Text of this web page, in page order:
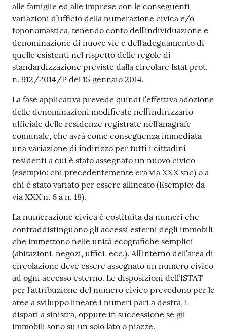
alle famiglie ed alle imprese con le conseguenti
variazioni d’ufficio della numerazione civica e/o
toponomastica, tenendo conto dell’individuazione e
denominazione di nuove vie e dell'adeguamento di
quelle esistenti nel rispetto delle regole di
standardizzazione previste dalla circolare Istat prot.
n. 912/2014/P del 15 gennaio 2014.
La fase applicativa prevede quindi l’effettiva adozione
delle denominazioni modificate nell’indirizzario
ufficiale delle residenze registrate nell’anagrafe
comunale, che avrà come conseguenza immediata
una variazione di indirizzo per tutti i cittadini
residenti a cui è stato assegnato un nuovo civico
(esempio: chi precedentemente era via XXX snc) o a
chi è stato variato per essere allineato (Esempio: da
via XXX n. 6 a n. 18).
La numerazione civica è costituita da numeri che
contraddistinguono gli accessi esterni degli immobili
che immettono nelle unità ecografiche semplici
(abitazioni, negozi, uffici, ecc.). All’interno dell’area di
circolazione deve essere assegnato un numero civico
ad ogni accesso esterno. Le disposizioni dell’ISTAT
per l’attribuzione del numero civico prevedono per le
aree a sviluppo lineare i numeri pari a destra, i
dispari a sinistra, oppure in successione se gli
immobili sono su un solo lato o piazze.